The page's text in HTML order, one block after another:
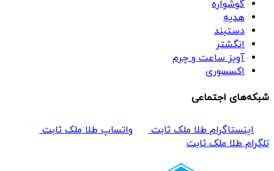
گوشواره
هدیه
دستبند
انگشتر
آویز ساعت و چرم
اکسسوری
شبکه‌های اجتماعی
اینستاگرام طلا ملک ثابت
واتساپ طلا ملک ثابت
تلگرام طلا ملک ثابت